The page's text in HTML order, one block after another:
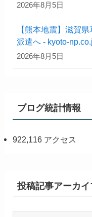
2026年8月5日
【熊本地震】滋賀
派遣へ - kyoto-
2026年8月5日
ブログ統計情報
922,116 アクセス
投稿記事アーカイ